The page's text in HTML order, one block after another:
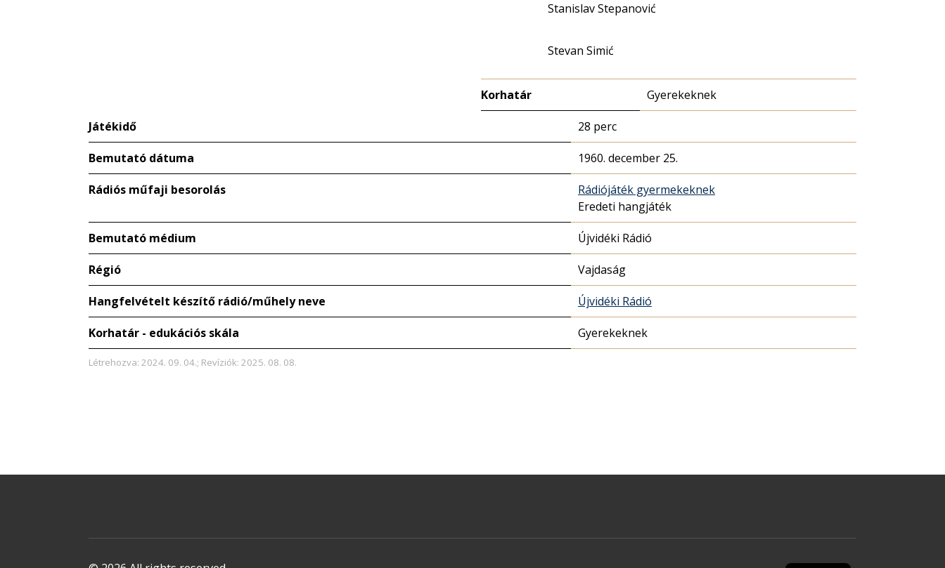
Stanislav Stepanović
Stevan Simić
Korhatár Gyerekeknek
Játékidő 28 perc
Bemutató dátuma 1960. december 25.
Rádiós műfaji besorolás
Rádiójáték gyermekeknek
Eredeti hangjáték
Bemutató médium Újvidéki Rádió
Régió Vajdaság
Hangfelvételt készítő rádió/műhely neve Újvidéki Rádió
Korhatár - edukációs skála Gyerekeknek
Létrehozva: 2024. 09. 04.; Revíziók: 2025. 08. 08.